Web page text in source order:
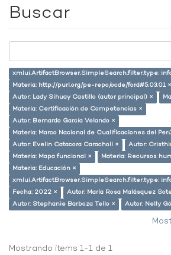
Buscar
xmlui.ArtifactBrowser.SimpleSearch.filter.type:
Materia: http://purl.org/pe-repo/ocde/ford#5.03.01 ×
Autor: Lady Sihuay Castillo (autor principal) ×
Materia: Certificación de Competencias ×
Autor: Bernardo García Velando ×
Materia: Marco Nacional de Cualificaciones del
Autor: Evelin Catacora Caracholi ×
Autor:
Materia: Mapa funcional ×
Materia: Recursos
Materia: Educación ×
xmlui.ArtifactBrowser.SimpleSearch.filter.type:
Fecha: 2022 ×
Autor: María Rosa Malásquez
Autor: Stephanie Barboza Tello ×
Autor: Nelly
Mostrando ítems 1-1 de 1